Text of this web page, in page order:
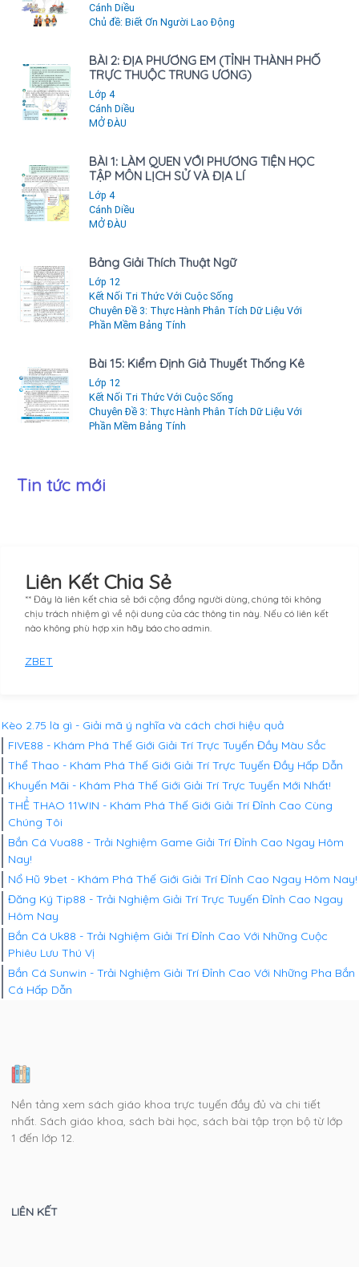
Cánh Diều
Chủ đề: Biết Ơn Người Lao Động
BÀI 2: ĐỊA PHƯƠNG EM (TỈNH THÀNH PHỐ
TRỰC THUỘC TRUNG ƯƠNG)
Lớp 4
Cánh Diều
MỞ ĐÀU
BÀI 1: LÀM QUEN VỚI PHƯƠNG TIỆN HỌC
TẬP MÔN LỊCH SỬ VÀ ĐỊA LÍ
Lớp 4
Cánh Diều
MỞ ĐÀU
Bảng Giải Thích Thuật Ngữ
Lớp 12
Kết Nối Tri Thức Với Cuộc Sống
Chuyên Đề 3: Thực Hành Phân Tích Dữ Liệu Với
Phần Mềm Bảng Tính
Bài 15: Kiểm Định Giả Thuyết Thống Kê
Lớp 12
Kết Nối Tri Thức Với Cuộc Sống
Chuyên Đề 3: Thực Hành Phân Tích Dữ Liệu Với
Phần Mềm Bảng Tính
Tin tức mới
Liên Kết Chia Sẻ
** Đây là liên kết chia sẻ bới cộng đồng người dùng, chúng tôi không
chịu trách nhiệm gì về nội dung của các thông tin này. Nếu có liên kết
nào không phù hợp xin hãy báo cho admin.
ZBET
Kèo 2.75 là gì - Giải mã ý nghĩa và cách chơi hiệu quả
FIVE88 - Khám Phá Thế Giới Giải Trí Trực Tuyến Đầy Màu Sắc
Thể Thao - Khám Phá Thế Giới Giải Trí Trực Tuyến Đầy Hấp Dẫn
Khuyến Mãi - Khám Phá Thế Giới Giải Trí Trực Tuyến Mới Nhất!
THỂ THAO 11WIN - Khám Phá Thế Giới Giải Trí Đỉnh Cao Cùng
Chúng Tôi
Bắn Cá Vua88 - Trải Nghiệm Game Giải Trí Đỉnh Cao Ngay Hôm
Nay!
Nổ Hũ 9bet - Khám Phá Thế Giới Giải Trí Đỉnh Cao Ngay Hôm Nay!
Đăng Ký Tip88 - Trải Nghiệm Giải Trí Trực Tuyến Đỉnh Cao Ngay
Hôm Nay
Bắn Cá Uk88 - Trải Nghiệm Giải Trí Đỉnh Cao Với Những Cuộc
Phiêu Lưu Thú Vị
Bắn Cá Sunwin - Trải Nghiệm Giải Trí Đỉnh Cao Với Những Pha Bắn
Cá Hấp Dẫn
Nền tảng xem sách giáo khoa trực tuyến đầy đủ và chi tiết
nhất. Sách giáo khoa, sách bài học, sách bài tập trọn bộ từ lớp
1 đến lớp 12.
LIÊN KẾT